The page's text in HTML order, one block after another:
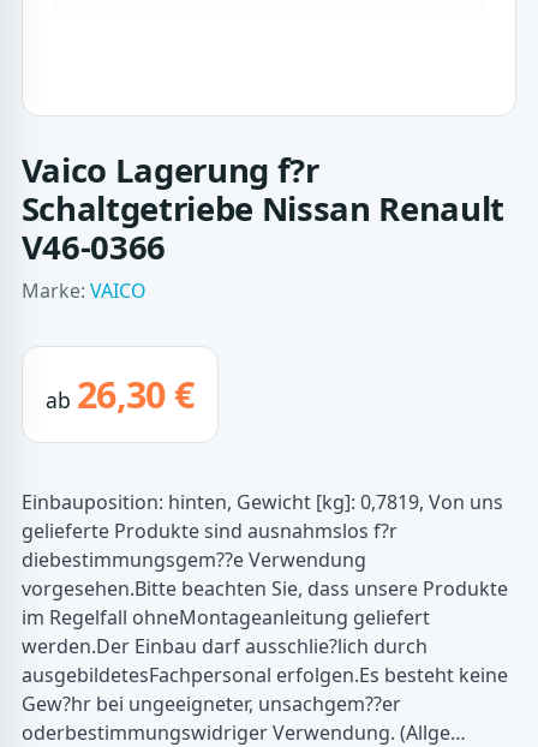
Vaico Lagerung f?r
Schaltgetriebe Nissan Renault
V46-0366
Marke: VAICO
ab 26,30 €
Einbauposition: hinten, Gewicht [kg]: 0,7819, Von uns
gelieferte Produkte sind ausnahmslos f?r
diebestimmungsgem??e Verwendung
vorgesehen.Bitte beachten Sie, dass unsere Produkte
im Regelfall ohneMontageanleitung geliefert
werden.Der Einbau darf ausschlie?lich durch
ausgebildetesFachpersonal erfolgen.Es besteht keine
Gew?hr bei ungeeigneter, unsachgem??er
oderbestimmungswidriger Verwendung. (Allge…